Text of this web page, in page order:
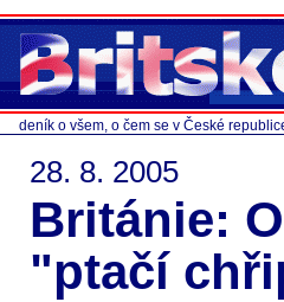
deník o všem, o čem se v České
28. 8. 2005
Británie:
"ptačí